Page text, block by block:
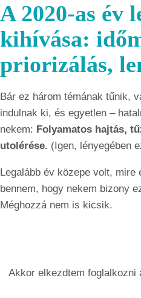
A 2020-as év
kihívása:
priorizálás,
Bár ez három témának tűnik,
indulnak ki, és egyetlen –
nekem: Folyamatos hajtás,
utolérése. (Igen, lényegében
Legalább év közepe volt, mire
bennem, hogy nekem bizony
Méghozzá nem is kicsik.
Akkor elkezdtem foglalkozni